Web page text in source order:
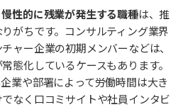
慢性的に残業が発生する職種は、推
がちです。コンサルティング業界
ャー企業の初期メンバーなどは、
態化しているケースもあります。
業や部署によって労働時間は大き
なく口コミサイトや社員インタビ